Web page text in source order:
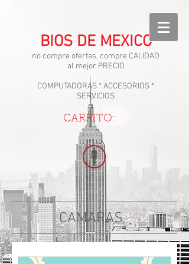
BIOS DE MEXICO
no compre ofertas, compre CALIDAD
al mejor PRECIO
COMPUTADORAS * ACCESORIOS *
SERVICIOS
CARRITO:
CAMARAS